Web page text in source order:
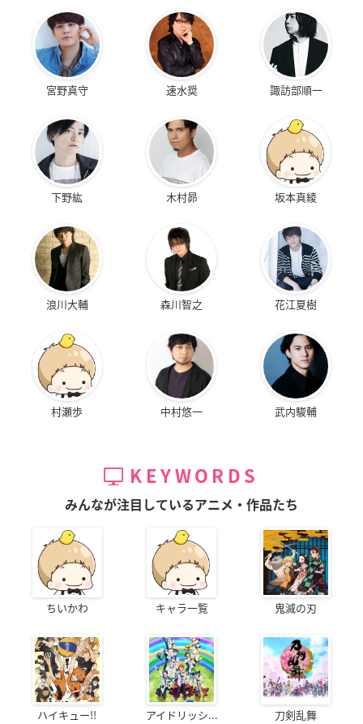
宮野真守 速水奨 諏訪部順一
下野紘 木村昴 坂本真綾
浪川大輔 森川智之 花江夏樹
村瀬歩 中村悠一 武内駿輔
KEYWORDS
みんなが注目しているアニメ・作品たち
ちいかわ キャラ一覧 鬼滅の刃
ハイキュー!! アイドリッシ... 刀剣乱舞